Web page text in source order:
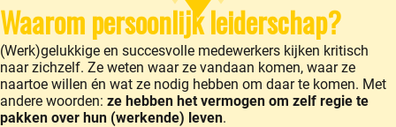
Waarom persoonlijk leiderschap?
(Werk)gelukkige en succesvolle medewerkers kijken kritisch
naar zichzelf. Ze weten waar ze vandaan komen, waar ze
naartoe willen én wat ze nodig hebben om daar te komen. Met
andere woorden: ze hebben het vermogen om zelf regie te
pakken over hun (werkende) leven.